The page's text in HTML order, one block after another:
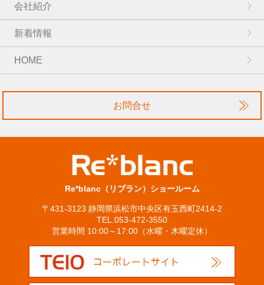
会社紹介
新着情報
HOME
お問合せ
Re*blanc（リブラン）ショールーム
〒431-3123 静岡県浜松市中央区有玉西町2414-2
TEL.053-472-3550
営業時間 10:00～17:00（水曜・木曜定休）